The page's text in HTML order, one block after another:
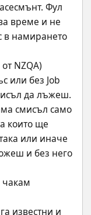
Фул
време и не
в намирането
NZQA)
или без Job
да лъжеш.
смисъл само
които ще
или иначе
и без него
чакам
известни и